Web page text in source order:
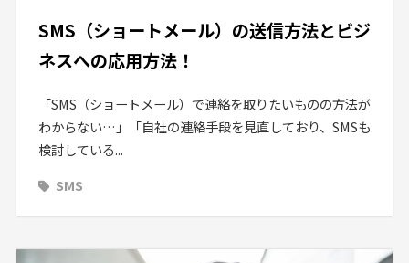
SMS（ショートメール）の送信方法とビジ
ネスへの応用方法！
「SMS（ショートメール）で連絡を取りたいものの方法が
わからない…」「自社の連絡手段を見直しており、SMSも
検討している...
SMS